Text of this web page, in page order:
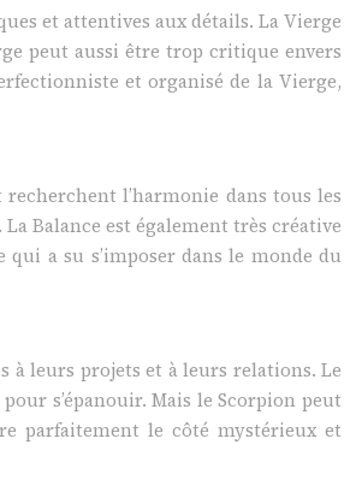
et attentives aux détails. La Vierge
peut aussi être trop critique envers
et organisé de la Vierge,
l’harmonie dans tous les
Balance est également très créative
qui a su s’imposer dans le monde du
à leurs projets et à leurs relations. Le
s’épanouir. Mais le Scorpion peut
parfaitement le côté mystérieux et